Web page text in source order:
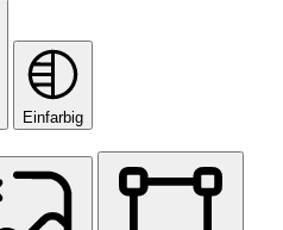
Einfarbig